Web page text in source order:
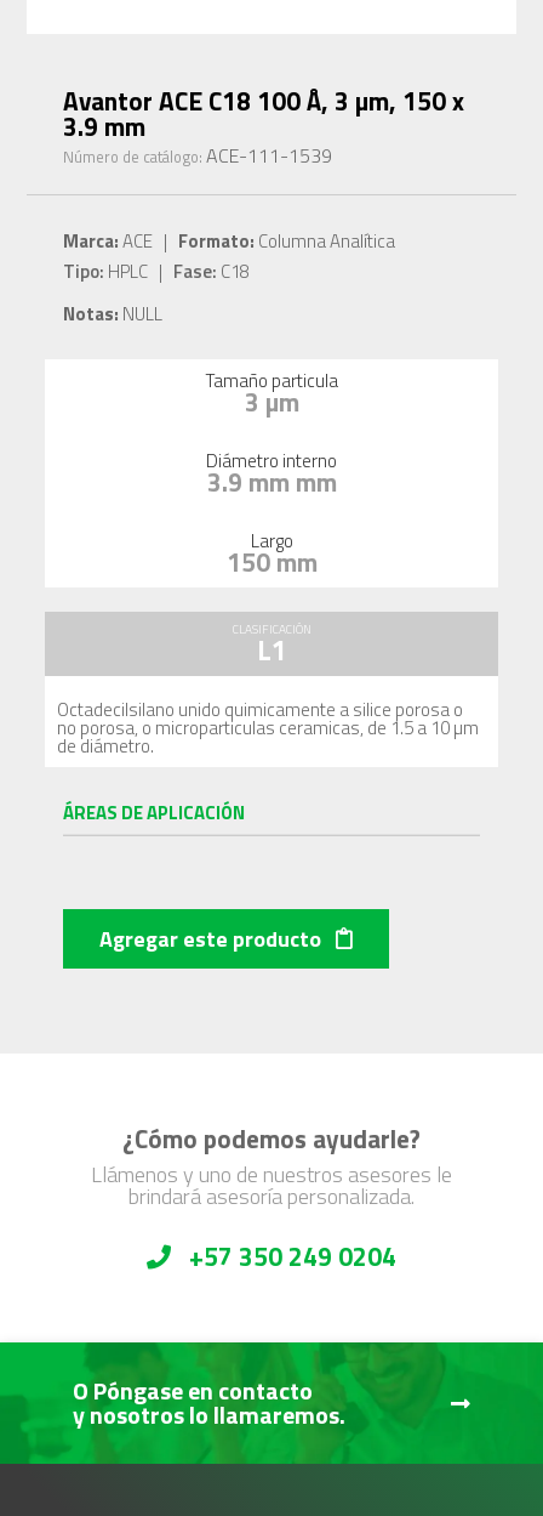
Avantor ACE C18 100 Å, 3 µm, 150 x
3.9 mm
Número de catálogo:ACE-111-1539
Marca:ACE | Formato: Columna Analítica
Tipo: HPLC | Fase: C18
Notas: NULL
Tamaño particula
3 µm
Diámetro interno
3.9 mm mm
Largo
150 mm
CLASIFICACIÓN
L1
Octadecilsilano unido quimicamente a silice porosa o
no porosa, o microparticulas ceramicas, de 1.5 a 10 µm
de diámetro.
ÁREAS DE APLICACIÓN
Agregar este producto
¿Cómo podemos ayudarle?
Llámenos y uno de nuestros asesores le
brindará asesoría personalizada.
+57 350 249 0204
O Póngase en contacto
y nosotros lo llamaremos.